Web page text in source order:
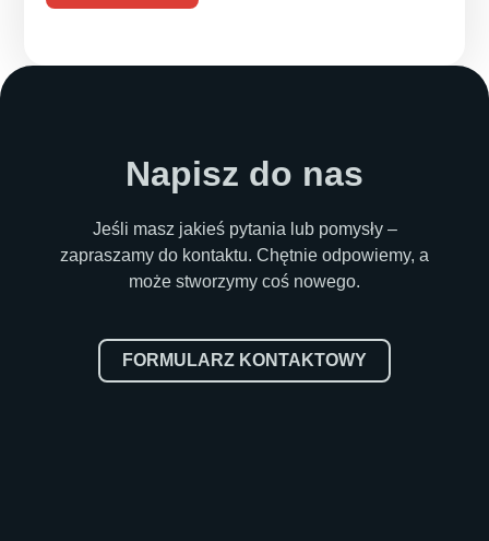
Napisz do nas
Jeśli masz jakieś pytania lub pomysły –
zapraszamy do kontaktu. Chętnie odpowiemy, a
może stworzymy coś nowego.
FORMULARZ KONTAKTOWY